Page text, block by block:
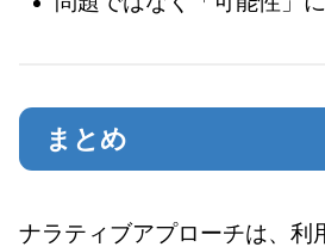
まとめ
ナラティブアプローチは、利